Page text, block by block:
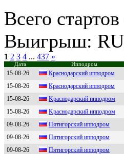
Всего
Выигрыш:
1 2 3 4 ... 437 »
Дата Ипподром
15-08-26 Крaснодaрский ипподром
15-08-26
Кpаснoдаpский иппoдpoм
15-08-26
Kpаснодаpский ипподpом
15-08-26
Kpaснoдapский иппoдpoм
09-08-26
Пятигoрcкий иппoдрoм
09-08-26
Пятигoрский иппoдрoм
09-08-26
Пятигоpcкий ипподpом